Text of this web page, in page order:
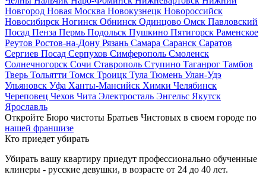
Новгород Новая Москва Новокузнецк Новороссийск
Новосибирск Ногинск Обнинск Одинцово Омск Павловский
Посад Пенза Пермь Подольск Пушкино Пятигорск Раменское
Реутов Ростов-на-Дону Рязань Самара Саранск Саратов
Сергиев Посад Серпухов Симферополь Смоленск
Солнечногорск Сочи Ставрополь Ступино Таганрог Тамбов
Тверь Тольятти Томск Троицк Тула Тюмень Улан-Удэ
Ульяновск Уфа Ханты-Мансийск Химки Челябинск
Череповец Чехов Чита Электросталь Энгельс Якутск
Ярославль
Откройте Бюро чистоты Братьев Чистовых в своем городе по
нашей франшизе
Кто приедет убирать
Убирать вашу квартиру приедут профессионально обученные
клинеры - русские девушки, в возрасте от 24 до 40 лет.